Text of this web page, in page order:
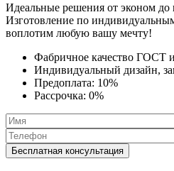
Идеальные решения от эконом до
Изготовление по
воплотим любую вашу мечту!
Фабричное качество ГОСТ и
Индивидуальный дизайн,
Предоплата: 10%
Рассрочка: 0%